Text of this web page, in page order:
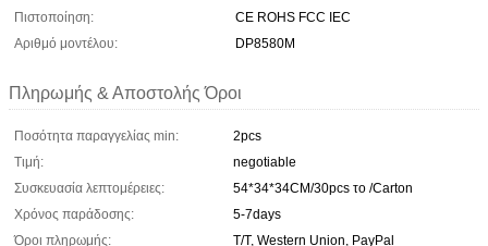
Πιστοποίηση:
CE ROHS FCC IEC
Αριθμό μοντέλου:
DP8580M
Πληρωμής & Αποστολής Όροι
Ποσότητα παραγγελίας min:
2pcs
Τιμή:
negotiable
Συσκευασία λεπτομέρειες:
54*34*34CM/30pcs το /Carton
Χρόνος παράδοσης:
5-7days
Όροι πληρωμής:
T/T, Western Union, PayPal